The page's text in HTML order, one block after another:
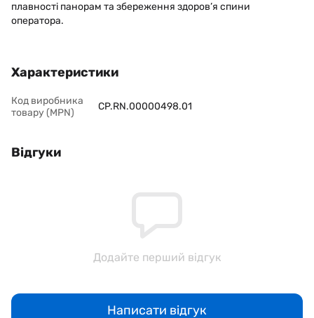
плавності панорам та збереження здоров’я спини
оператора.
Характеристики
Код виробника
товару (MPN)
CP.RN.00000498.01
Відгуки
Додайте перший відгук
Написати відгук